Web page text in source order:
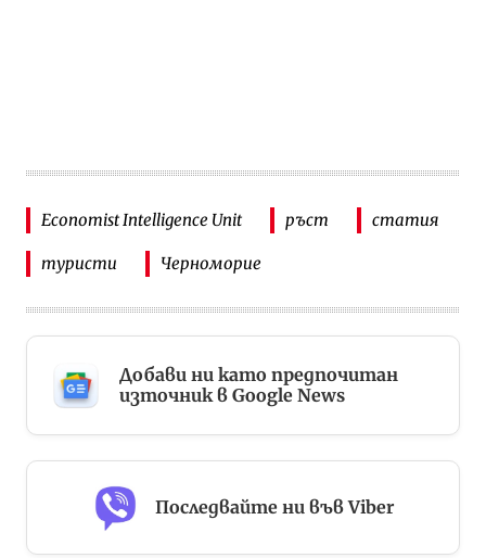
Economist Intelligence Unit ръст статия
туристи Черноморие
Добави ни като предпочитан
източник в Google News
Последвайте ни във Viber